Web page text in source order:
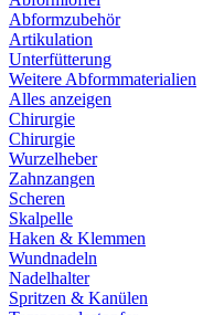
Abformzubehör
Artikulation
Unterfütterung
Weitere Abformmaterialien
Alles anzeigen
Chirurgie
Chirurgie
Wurzelheber
Zahnzangen
Scheren
Skalpelle
Haken & Klemmen
Wundnadeln
Nadelhalter
Spritzen & Kanülen